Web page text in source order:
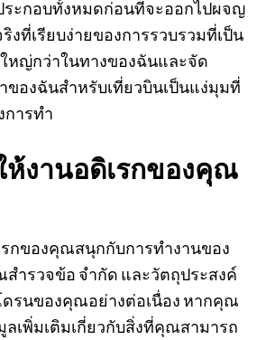
ระกอบทั้งหมดก่อนที่จะออกไปผจญ
งที่เรียบง่ายของการรวบรวมที่เป็น
หญ่กว่าในทางของฉันและจัด
ของฉันสำหรับเที่ยวบินเป็นแง่มุมที่
การทำ
ห้งานอดิเรกของคุณ
รกของคุณสนุกกับการทำงานของ
ำรวจข้อ จำกัด และวัตถุประสงค์
ดรนของคุณอย่างต่อเนื่อง หากคุณ
เพิ่มเติมเกี่ยวกับสิ่งที่คุณสามารถ